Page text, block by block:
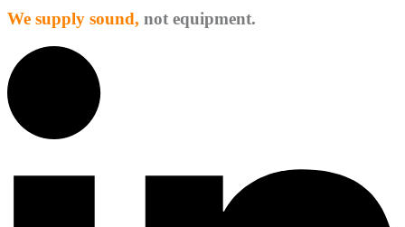
We supply sound, not equipment.